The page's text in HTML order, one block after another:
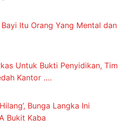
Itu Orang Yang Mental dan
Untuk Bukti Penyidikan, Tim
Kantor ….
Bunga Langka Ini
Bukit Kaba